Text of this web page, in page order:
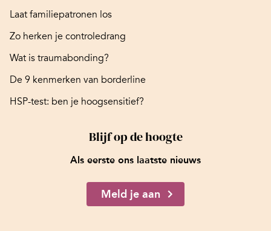
Laat familiepatronen los
Zo herken je controledrang
Wat is traumabonding?
De 9 kenmerken van borderline
HSP-test: ben je hoogsensitief?
Blijf op de hoogte
Als eerste ons laatste nieuws
Meld je aan